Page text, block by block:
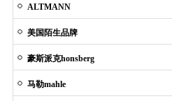
ALTMANN
美国陌生品牌
豪斯派克honsberg
马勒mahle